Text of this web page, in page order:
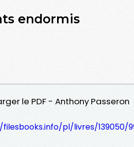
endormis
le PDF - Anthony Passeron
pl/livres/139050/